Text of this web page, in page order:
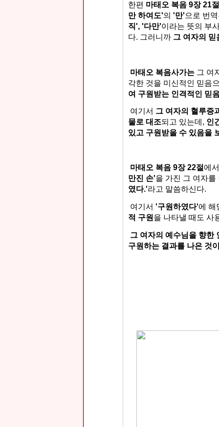
한편 마태오 복음 9장 21절
만 하여도'의 '만'으로 번
직', '다만'이라는 뜻의 부
다. 그러니까 그 여자의 믿
마태오 복음사가는그 여
각한 것을 미신적인 믿음
여 구원받는 인격적인 믿
여기서 그 여자의 혈루증
물로 대조되고 있는데, 인
있고 구원받을 수 있음을
마태오 복음 9장 22절에
만진 손'을 가진 그 여자를
였다.'라고 말씀하신다.
여기서 '구원하였다'에 해
적 구원 을 나타낼 때도 사
그 여자의 예수님을 향한
구원하는 결과를 나은 것